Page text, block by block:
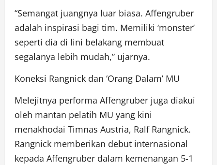
“Semangat juangnya luar biasa. Affengruber
adalah inspirasi bagi tim. Memiliki ‘monster’
seperti dia di lini belakang membuat
segalanya lebih mudah,” ujarnya.
Koneksi Rangnick dan ‘Orang Dalam’ MU
Melejitnya performa Affengruber juga diakui
oleh mantan pelatih MU yang kini
menakhodai Timnas Austria, Ralf Rangnick.
Rangnick memberikan debut internasional
kepada Affengruber dalam kemenangan 5-1